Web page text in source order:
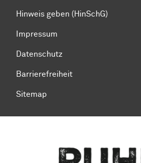
Hinweis geben (HinSchG)
Impressum
Datenschutz
Barrierefreiheit
Sitemap